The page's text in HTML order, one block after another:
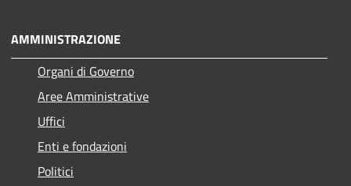
AMMINISTRAZIONE
Organi di Governo
Aree Amministrative
Uffici
Enti e fondazioni
Politici